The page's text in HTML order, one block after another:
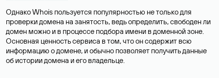
Однако Whois пользуется популярностью не только для
проверки домена на занятость, ведь определить, свободен ли
домен можно и в процессе подбора имени в доменной зоне.
Основная ценность сервиса в том, что он содержит всю
информацию о домене, и обычно позволяет получить данные
об истории домена и его владельце.